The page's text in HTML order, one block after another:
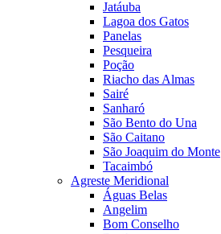
Jatáuba
Lagoa dos Gatos
Panelas
Pesqueira
Poção
Riacho das Almas
Sairé
Sanharó
São Bento do Una
São Caitano
São Joaquim do Monte
Tacaimbó
Agreste Meridional
Águas Belas
Angelim
Bom Conselho